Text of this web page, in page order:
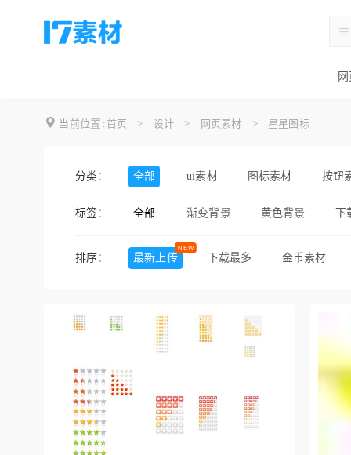
当前位置 :首页 > 设计 > 网页素材 > 星星图标
分类： 全部 ui素材 图标素材 按钮
标签： 全部 渐变背景 黄色背景
黑色背景
排序： 最新上传 下载最多 金币素材